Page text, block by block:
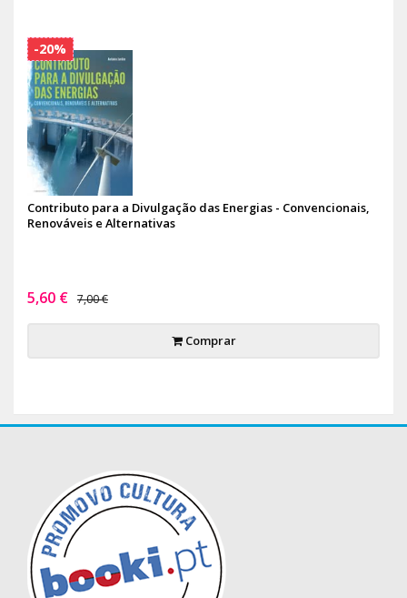
Contributo para a Divulgação das Energias - Convencionais,
Renováveis e Alternativas
5,60 € 7,00 €
Comprar
-20%